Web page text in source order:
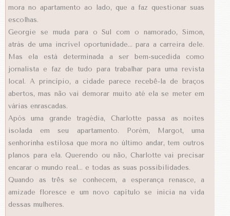
mora no apartamento ao lado, que a faz questionar suas
escolhas.
Georgie se muda para o Sul com o namorado, Simon,
atrás de uma incrível oportunidade... para a carreira dele.
Mas ela está determinada a ser bem-sucedida como
jornalista e faz de tudo para trabalhar para uma revista
local. A princípio, a cidade parece recebê-la de braços
abertos, mas não vai demorar muito até ela se meter em
várias enrascadas.
Após uma grande tragédia, Charlotte passa as noites
isolada em seu apartamento. Porém, Margot, uma
senhorinha estilosa que mora no último andar, tem outros
planos para ela. Querendo ou não, Charlotte vai precisar
encarar o mundo real... e todas as suas possibilidades.
Quando as três se conhecem, a esperança renasce, a
amizade floresce e um novo capítulo se inicia na vida
dessas mulheres.